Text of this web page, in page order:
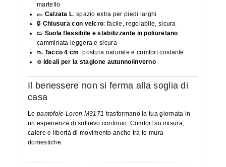
martello
🥿 Calzata L: spazio extra per piedi larghi
🔒 Chiusura con velcro: facile, regolabile, sicura
👟 Suola flessibile e stabilizzante in poliuretano:
camminata leggera e sicura
👠 Tacco 4 cm : postura naturale e comfort costante
❄️ Ideali per la stagione autunno/inverno
Il benessere non si ferma alla soglia di
casa
Le pantofole Loren M3171 trasformano la tua giornata in
un’esperienza di sollievo continuo. Comfort su misura,
calore e libertà di movimento anche tra le mura
domestiche.